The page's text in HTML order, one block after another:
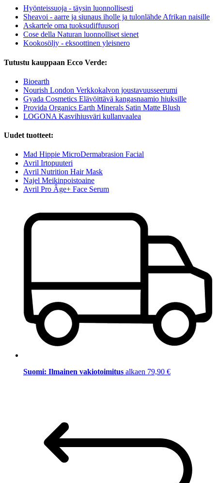
Hyönteissuoja - täysin luonnollisesti
Sheavoi - aarre ja siunaus iholle ja tulonlähde Afrikan naisille
Askartele oma tuoksudiffuusori
Cose della Naturan luonnolliset sienet
Kookosöljy - eksoottinen yleisnero
Tutustu kauppaan Ecco Verde:
Bioearth
Nourish London Verkkokalvon joustavuusseerumi
Gyada Cosmetics Elävöittävä kangasnaamio hiuksille
Provida Organics Earth Minerals Satin Matte Blush
LOGONA Kasvihiusväri kullanvaalea
Uudet tuotteet:
Mad Hippie MicroDermabrasion Facial
Avril Irtopuuteri
Avril Nutrition Hair Mask
Najel Meikinpoistoaine
Avril Pro Âge+ Face Serum
Suomi: Ilmainen vakiotoimitus alkaen 79,90 €